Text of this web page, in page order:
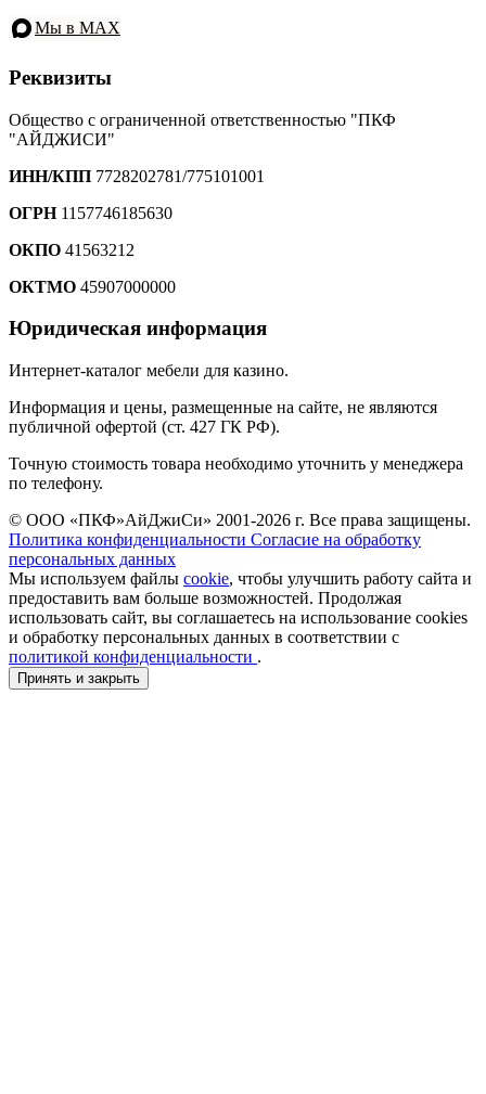
Мы в MAX
Реквизиты
Общество с ограниченной ответственностью "ПКФ
"АЙДЖИСИ"
ИНН/КПП 7728202781/775101001
ОГРН1157746185630
ОКПО 41563212
ОКТМО 45907000000
Юридическая информация
Интернет-каталог мебели для казино.
Информация и цены, размещенные на сайте, не являются
публичной офертой (ст. 427 ГК РФ).
Точную стоимость товара необходимо уточнить у менеджера
по телефону.
© ООО «ПКФ»АйДжиСи» 2001-2026 г. Все права защищены.
Политика конфиденциальности Согласие на обработку
персональных данных
Мы используем файлы cookie, чтобы улучшить работу сайта и
предоставить вам больше возможностей. Продолжая
использовать сайт, вы соглашаетесь на использование cookies
и обработку персональных данных в соответствии с
политикой конфиденциальности .
Принять и закрыть